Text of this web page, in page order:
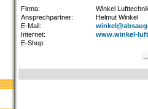
Firma:
Winkel
Ansprechpartner:
Helmut Winkel
E-Mail:
Internet:
www.winkel-
E-Shop: